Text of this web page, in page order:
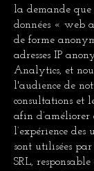
la demande que
données « web
de forme
adresses IP
Analytics, et
l'audience de
consultations et
afin d’améliorer
l’expérience des
sont utilisées
SRL,